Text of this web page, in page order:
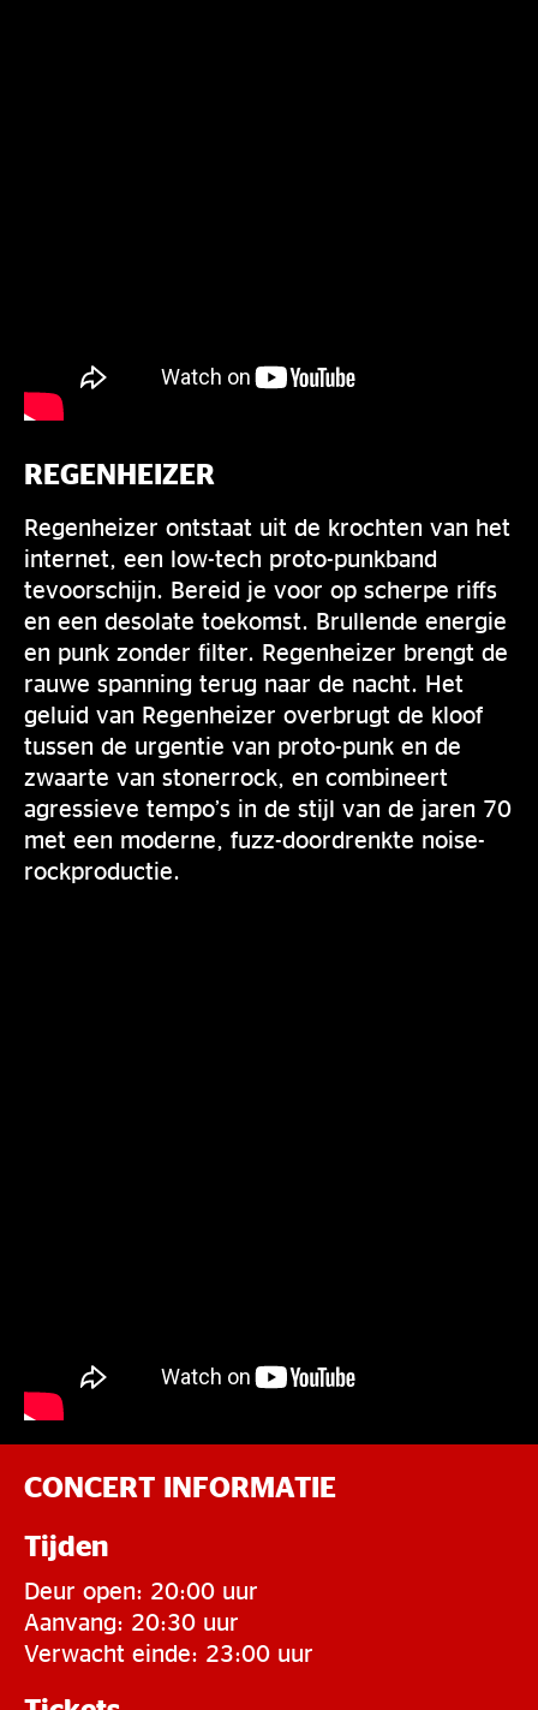
REGENHEIZER
Regenheizer ontstaat uit de krochten van het
internet, een low-tech proto-punkband
tevoorschijn. Bereid je voor op scherpe riffs
en een desolate toekomst. Brullende energie
en punk zonder filter. Regenheizer brengt de
rauwe spanning terug naar de nacht. Het
geluid van Regenheizer overbrugt de kloof
tussen de urgentie van proto-punk en de
zwaarte van stonerrock, en combineert
agressieve tempo’s in de stijl van de jaren 70
met een moderne, fuzz-doordrenkte noise-
rockproductie.
CONCERT INFORMATIE
Tijden
Deur open: 20:00 uur
Aanvang: 20:30 uur
Verwacht einde: 23:00 uur